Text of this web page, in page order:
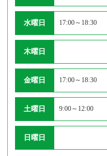
水曜日 17:00～18:30
木曜日
金曜日 17:00～18:30
土曜日 9:00～12:00
日曜日